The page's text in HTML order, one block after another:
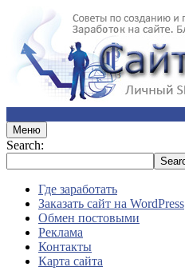
Меню
Search:
Где заработать
Заказать сайт на WordPress
Обмен постовыми
Реклама
Контакты
Карта сайта